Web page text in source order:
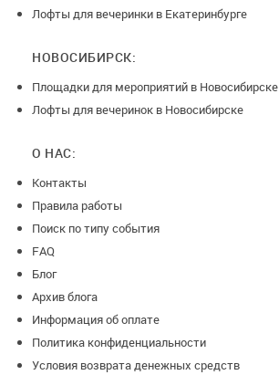
Лофты для вечеринки в Екатеринбурге
НОВОСИБИРСК:
Площадки для мероприятий в Новосибирске
Лофты для вечеринок в Новосибирске
О НАС:
Контакты
Правила работы
Поиск по типу события
FAQ
Блог
Архив блога
Информация об оплате
Политика конфиденциальности
Условия возврата денежных средств